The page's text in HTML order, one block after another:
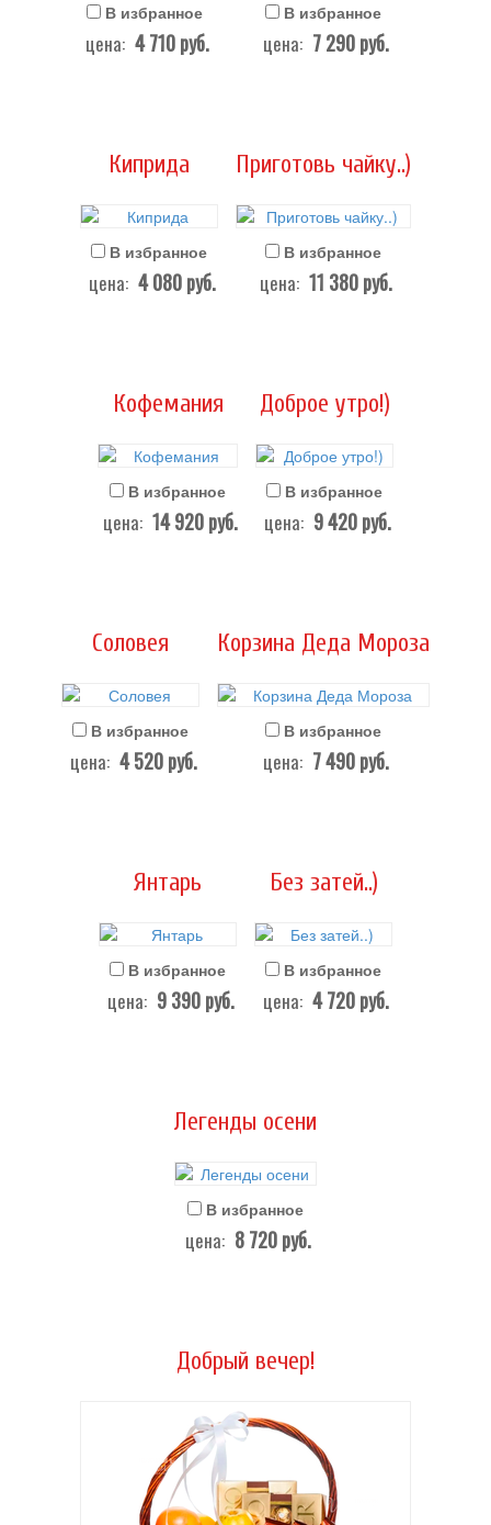
В избранное
цена: 4 710руб.
В избранное
цена: 7 290руб.
Киприда
В избранное
цена: 4 080руб.
Приготовь чайку..)
В избранное
цена: 11 380руб.
Кофемания
В избранное
цена: 14 920руб.
Доброе утро!)
В избранное
цена: 9 420руб.
Соловея
В избранное
цена: 4 520руб.
Корзина Деда Мороза
В избранное
цена: 7 490руб.
Янтарь
В избранное
цена: 9 390руб.
Без затей..)
В избранное
цена: 4 720руб.
Легенды осени
В избранное
цена: 8 720руб.
Добрый вечер!